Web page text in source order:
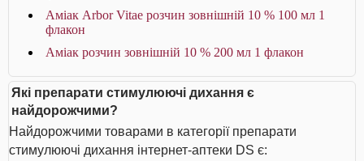
Аміак Arbor Vitae розчин зовнішній 10 % 100 мл 1
флакон
Аміак розчин зовнішній 10 % 200 мл 1 флакон
Які препарати стимулюючі дихання є
найдорожчими?
Найдорожчими товарами в категорії препарати
стимулюючі дихання інтернет-аптеки DS є: